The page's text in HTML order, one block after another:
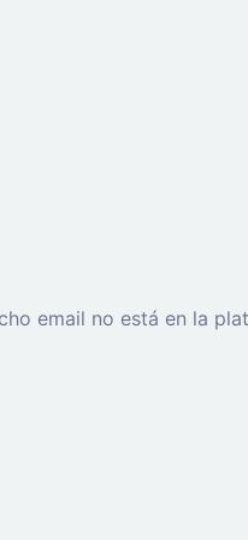
email no está en la